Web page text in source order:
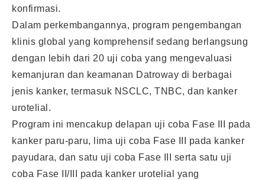
konfirmasi.
Dalam perkembangannya, program pengembangan
klinis global yang komprehensif sedang berlangsung
dengan lebih dari 20 uji coba yang mengevaluasi
kemanjuran dan keamanan Datroway di berbagai
jenis kanker, termasuk NSCLC, TNBC, dan kanker
urotelial.
Program ini mencakup delapan uji coba Fase III pada
kanker paru-paru, lima uji coba Fase III pada kanker
payudara, dan satu uji coba Fase III serta satu uji
coba Fase II/III pada kanker urotelial yang